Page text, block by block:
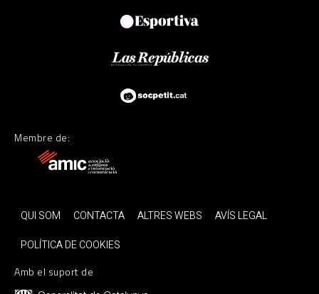
Membre de:
QUI SOM CONTACTA ALTRES WEBS
AVÍS LEGAL
POLÍTICA DE COOKIES
Amb el suport de